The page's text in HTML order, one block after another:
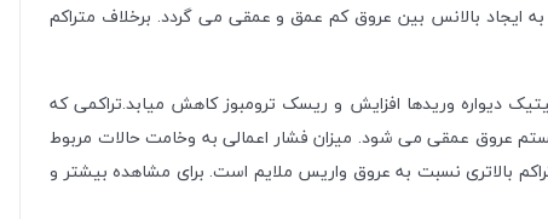
ایجاد بالانس بین عروق کم عمق و عمقی می گردد. برخلاف متراکم
دیواره وریدها افزایش و ریسک ترومبوز کاهش میابد.تراکمی که
عروق عمقی می شود. میزان فشار اعمالی به وخامت حالات مربوط
بالاتری نسبت به عروق واریس ملایم است. برای مشاهده بیشتر و